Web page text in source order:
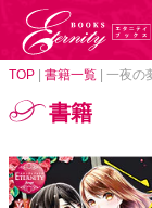
TOP 書籍一覧 一夜の
書籍